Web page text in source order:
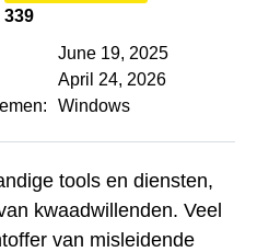
339
June 19, 2025
April 24, 2026
Windows
tools en diensten,
kwaadwillenden. Veel
van misleidende